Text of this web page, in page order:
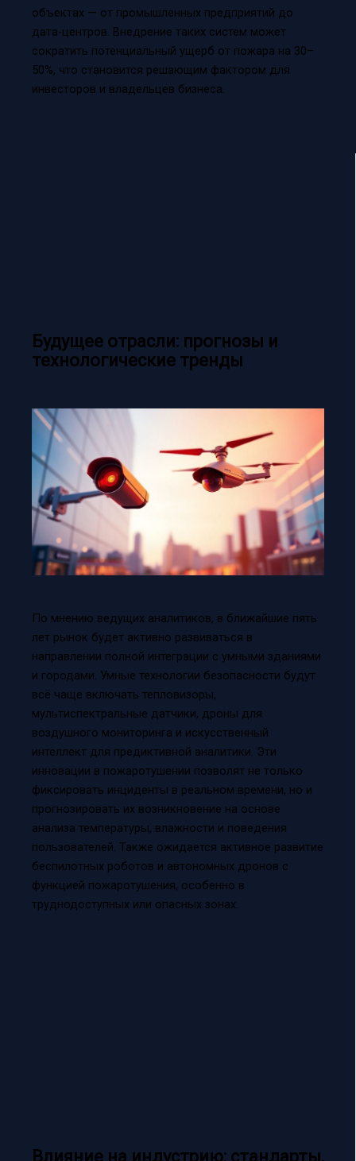
объектах — от промышленных предприятий до
дата-центров. Внедрение таких систем может
сократить потенциальный ущерб от пожара на 30–
50%, что становится решающим фактором для
инвесторов и владельцев бизнеса.
Будущее отрасли: прогнозы и
технологические тренды
По мнению ведущих аналитиков, в ближайшие пять
лет рынок будет активно развиваться в
направлении полной интеграции с умными зданиями
и городами. Умные технологии безопасности будут
всё чаще включать тепловизоры,
мультиспектральные датчики, дроны для
воздушного мониторинга и искусственный
интеллект для предиктивной аналитики. Эти
инновации в пожаротушении позволят не только
фиксировать инциденты в реальном времени, но и
прогнозировать их возникновение на основе
анализа температуры, влажности и поведения
пользователей. Также ожидается активное развитие
беспилотных роботов и автономных дронов с
функцией пожаротушения, особенно в
труднодоступных или опасных зонах.
Влияние на индустрию: стандарты,